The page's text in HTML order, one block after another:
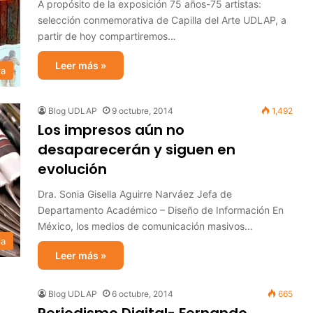
A propósito de la exposición 75 años-75 artistas:
selección conmemorativa de Capilla del Arte UDLAP, a
partir de hoy compartiremos…
Leer más »
Blog UDLAP 9 octubre, 2014 1,492
Los impresos aún no
desaparecerán y siguen en
evolución
Dra. Sonia Gisella Aguirre Narváez Jefa de
Departamento Académico – Diseño de Información En
México, los medios de comunicación masivos…
Leer más »
Blog UDLAP 6 octubre, 2014 665